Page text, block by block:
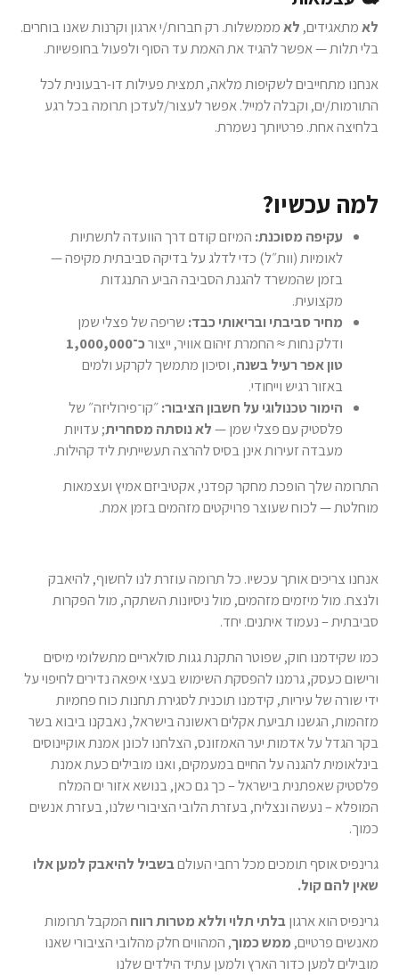
לאמתאגידים, לאמממשלות. רק חברות/י ארגון וקרנות שאנו בוחרים.
בלי תלות — אפשר להגיד את האמת עד הסוף ולפעול בחופשיות.
אנחנו מתחייבים לשקיפות מלאה, תמצית פעילות דו-רבעונית לכל
התורמות/ים, וקבלה למייל. אפשר לעצור/לעדכן תרומה בכל רגע
בלחיצה אחת. פרטיותך נשמרת.
למה עכשיו?
עקיפה מסוכנת: המיזם קודם דרך הוועדה לתשתיות
לאומיות (וות״ל) כדי לדלג על בדיקה סביבתית מקיפה —
בזמן שהמשרד להגנת הסביבה הביע התנגדות
מקצועית.
מחיר סביבתי ובריאותי כבד: שריפה של פצלי שמן
ודלק נחות ≈ החמרת זיהום אוויר, ייצור
כ־1,000,000
טון אפר רעיל בשנה, וסיכון מתמשך לקרקע ולמים
באזור רגיש וייחודי.
הימור טכנולוגי על חשבון הציבור:״קו־פירוליזה״ של
פלסטיק עם פצלי שמן —לא נוסתה מסחרית; עדויות
מעבדה זעירות אינן בסיס להרצה תעשייתית ליד קהילות.
התרומה שלך הופכת מחקר קפדני, אקטיביזם אמיץ ועצמאות
מוחלטת — לכוח שעוצר פרויקטים מזהמים בזמן אמת.
אנחנו צריכים אותך עכשיו. כל תרומה עוזרת לנו לחשוף, להיאבק
ולנצח. מול מיזמים מזהמים, מול ניסיונות השתקה, מול הפקרות
סביבתית – נעמוד איתנים. יחד.
כמו שקידמנו חוק, שפוטר התקנת גגות סולאריים מתשלומי מיסים
ורישום כעסק, גרמנו להפסקת השימוש בעצי איפאה נדירים לחיפוי על
ידי שורה של עיריות, קידמנו תוכנית לסגירת תחנות כוח פחמיות
מזהמות, הגשנו תביעת אקלים ראשונה בישראל, נאבקנו ביבוא בשר
בקר הגדל על אדמות יער האמזונס, הצלחנו לכונן אמנת אוקיינוסים
בינלאומית להגנה על החיים במעמקים, ואנו מובילים כעת אמנת
פלסטיק שאפתנית בישראל – כך גם כאן, בנושא אזור ים המלח
המופלא – נעשה ונצליח, בעזרת הלובי הציבורי שלנו, בעזרת אנשים
כמוך.
גרינפיס אוסף תומכים מכל רחבי העולםבשביל להיאבק למען אלו
שאין להם קול.
גרינפיס הוא ארגוןבלתי תלוי וללא מטרות רווח המקבל תרומות
מאנשים פרטיים, ממש כמוך, המהווים חלק מהלובי הציבורי שאנו
מובילים למען כדור הארץ ולמען עתיד הילדים שלנו